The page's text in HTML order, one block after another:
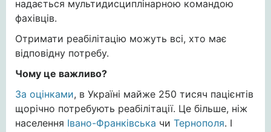
надається мультидисциплінарною командою
фахівців.
Отримати реабілітацію можуть всі, хто має
відповідну потребу.
Чому це важливо?
За оцінками, в Україні майже 250 тисяч пацієнтів
щорічно потребують реабілітації. Це більше, ніж
населення Івано-Франківська чи Тернополя. І